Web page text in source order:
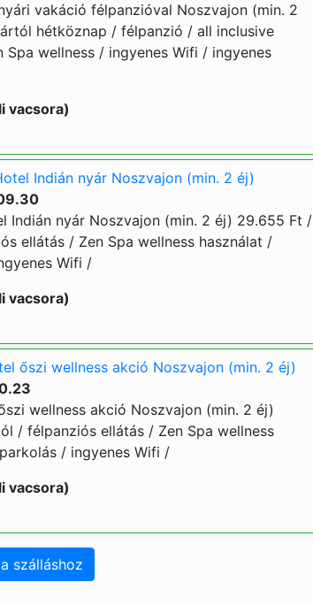
vakáció félpanzióval Noszvajon (min. 2
hétköznap / félpanzió / all inclusive
wellness / ingyenes Wifi / ingyenes
vacsora)
Indián nyár Noszvajon (min. 2 éj)
Indián nyár Noszvajon (min. 2 éj) 29.655 Ft /
ellátás / Zen Spa wellness használat /
Wifi /
vacsora)
őszi wellness akció Noszvajon (min. 2 éj)
wellness akció Noszvajon (min. 2 éj)
/ félpanziós ellátás / Zen Spa wellness
/ ingyenes Wifi /
vacsora)
szálláshoz